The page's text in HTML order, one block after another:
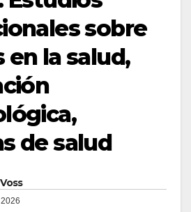
sobre
la salud,
de salud